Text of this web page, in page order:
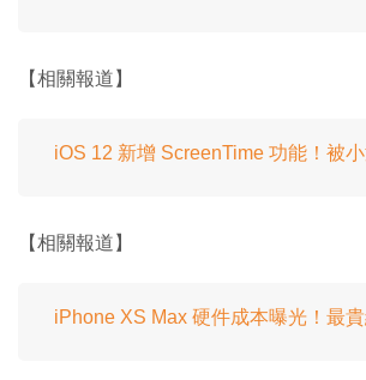
【相關報道】
iOS 12 新增 ScreenTime 功能！被小
【相關報道】
iPhone XS Max 硬件成本曝光！最